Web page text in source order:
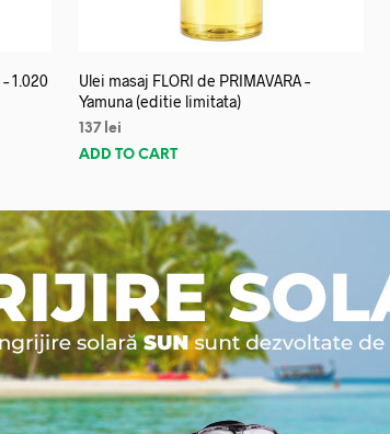
1.020
Ulei masaj FLORI de PRIMAVARA –
Yamuna (editie limitata)
137 lei
ADD TO CART